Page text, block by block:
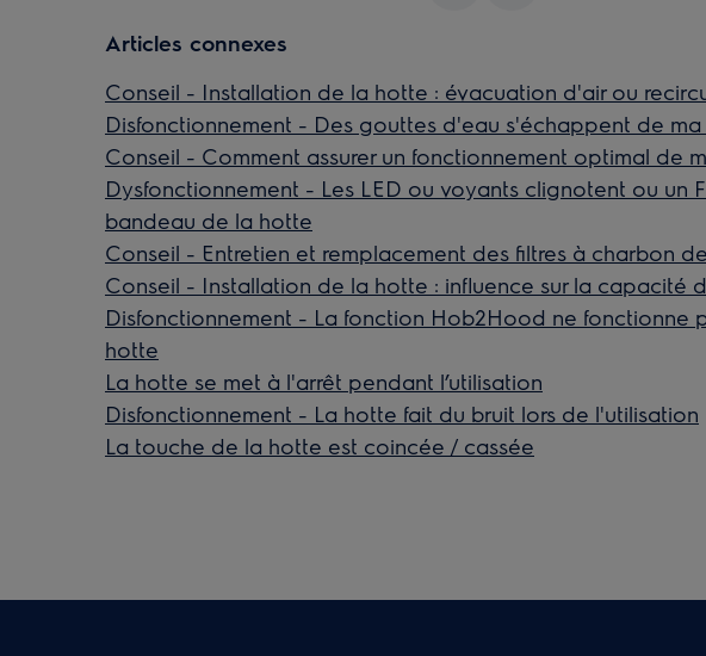
Articles connexes
Conseil - Installation de la hotte : évacuation d'air ou
Disfonctionnement - Des gouttes d'eau s'échappent de
Conseil - Comment assurer un fonctionnement optimal de
Dysfonctionnement - Les LED ou voyants clignotent ou un
bandeau de la hotte
Conseil - Entretien et remplacement des filtres à charbon
Conseil - Installation de la hotte : influence sur la capacité
Disfonctionnement - La fonction Hob2Hood ne fonctionne
hotte
La hotte se met à l'arrêt pendant l’utilisation
Disfonctionnement - La hotte fait du bruit lors de l'utilisation
La touche de la hotte est coincée / cassée